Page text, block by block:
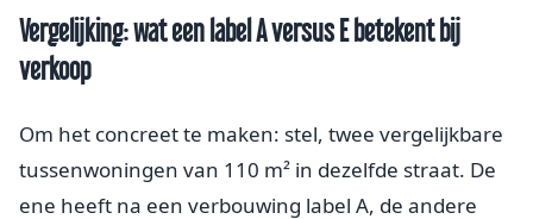
Vergelijking: wat een label A versus E betekent bij
verkoop
Om het concreet te maken: stel, twee vergelijkbare
tussenwoningen van 110 m² in dezelfde straat. De
ene heeft na een verbouwing label A, de andere